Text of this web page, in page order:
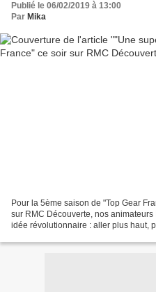
Publié le 06/02/2019 à 13:00
Par Mika
Pour la 5ème saison de "Top Gear
sur RMC Découverte, nos
idée révolutionnaire : aller plus haut,